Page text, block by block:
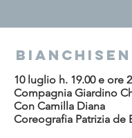
10 luglio h. 19.00 e ore
Compagnia Giardino
Con Camilla Diana
Coreografia Patrizia de